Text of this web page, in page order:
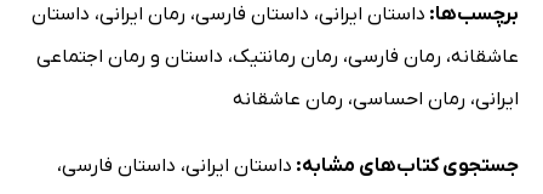
برچسب‌ها: داستان ایرانی، داستان فارسی، رمان ایرانی، داستان
عاشقانه، رمان فارسی، رمان رمانتیک، داستان و رمان اجتماعی
ایرانی، رمان احساسی، رمان عاشقانه
جستجوی کتاب‌های مشابه: داستان ایرانی، داستان فارسی،